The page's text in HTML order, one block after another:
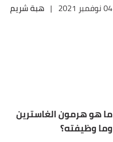
04 نوفمبر 2021 | هبة شريم
ما هو هرمون الغاسترين
وما وظيفته؟